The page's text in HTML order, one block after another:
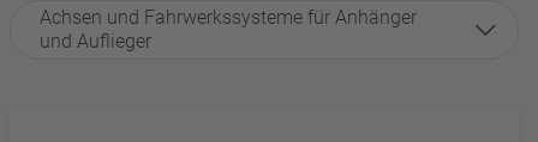
Achsen und Fahrwerkssysteme für Anhänger
und Auflieger